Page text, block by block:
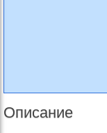
Описание